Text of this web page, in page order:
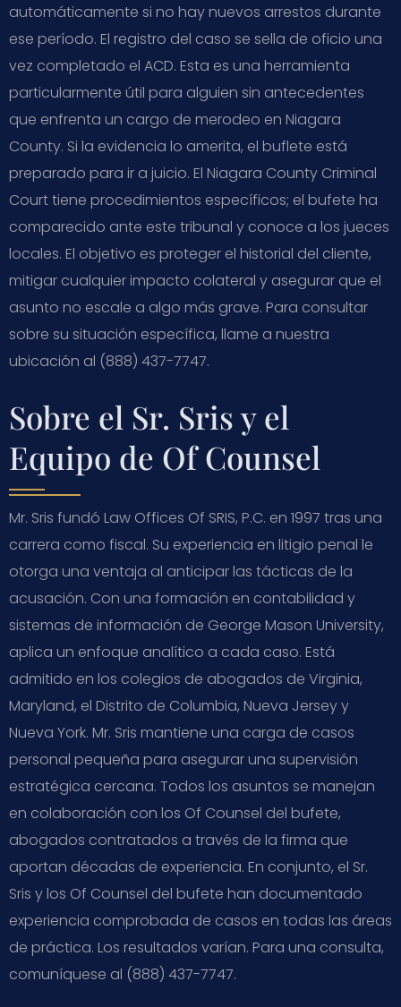
automáticamente si no hay nuevos arrestos durante
ese período. El registro del caso se sella de oficio una
vez completado el ACD. Esta es una herramienta
particularmente útil para alguien sin antecedentes
que enfrenta un cargo de merodeo en Niagara
County. Si la evidencia lo amerita, el buflete está
preparado para ir a juicio. El Niagara County Criminal
Court tiene procedimientos específicos; el bufete ha
comparecido ante este tribunal y conoce a los jueces
locales. El objetivo es proteger el historial del cliente,
mitigar cualquier impacto colateral y asegurar que el
asunto no escale a algo más grave. Para consultar
sobre su situación específica, llame a nuestra
ubicación al (888) 437-7747.
Sobre el Sr. Sris y el
Equipo de Of Counsel
Mr. Sris fundó Law Offices Of SRIS, P.C. en 1997 tras una
carrera como fiscal. Su experiencia en litigio penal le
otorga una ventaja al anticipar las tácticas de la
acusación. Con una formación en contabilidad y
sistemas de información de George Mason University,
aplica un enfoque analítico a cada caso. Está
admitido en los colegios de abogados de Virginia,
Maryland, el Distrito de Columbia, Nueva Jersey y
Nueva York. Mr. Sris mantiene una carga de casos
personal pequeña para asegurar una supervisión
estratégica cercana. Todos los asuntos se manejan
en colaboración con los Of Counsel del bufete,
abogados contratados a través de la firma que
aportan décadas de experiencia. En conjunto, el Sr.
Sris y los Of Counsel del bufete han documentado
experiencia comprobada de casos en todas las áreas
de práctica. Los resultados varían. Para una consulta,
comuníquese al (888) 437-7747.